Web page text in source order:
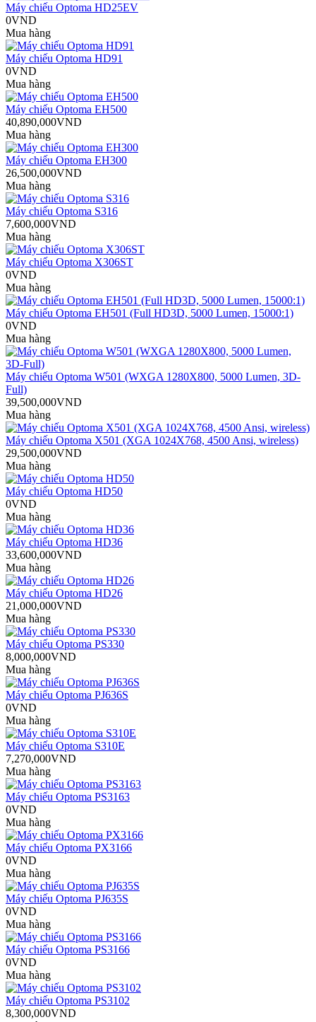
Máy chiếu Optoma HD25EV
0VND
Mua hàng
Máy chiếu Optoma HD91
0VND
Mua hàng
Máy chiếu Optoma EH500
40,890,000VND
Mua hàng
Máy chiếu Optoma EH300
26,500,000VND
Mua hàng
Máy chiếu Optoma S316
7,600,000VND
Mua hàng
Máy chiếu Optoma X306ST
0VND
Mua hàng
Máy chiếu Optoma EH501 (Full HD3D, 5000 Lumen, 15000:1)
0VND
Mua hàng
Máy chiếu Optoma W501 (WXGA 1280X800, 5000 Lumen, 3D-
Full)
39,500,000VND
Mua hàng
Máy chiếu Optoma X501 (XGA 1024X768, 4500 Ansi, wireless)
29,500,000VND
Mua hàng
Máy chiếu Optoma HD50
0VND
Mua hàng
Máy chiếu Optoma HD36
33,600,000VND
Mua hàng
Máy chiếu Optoma HD26
21,000,000VND
Mua hàng
Máy chiếu Optoma PS330
8,000,000VND
Mua hàng
Máy chiếu Optoma PJ636S
0VND
Mua hàng
Máy chiếu Optoma S310E
7,270,000VND
Mua hàng
Máy chiếu Optoma PS3163
0VND
Mua hàng
Máy chiếu Optoma PX3166
0VND
Mua hàng
Máy chiếu Optoma PJ635S
0VND
Mua hàng
Máy chiếu Optoma PS3166
0VND
Mua hàng
Máy chiếu Optoma PS3102
8,300,000VND